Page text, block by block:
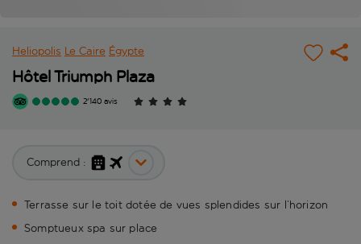
Heliopolis Le Caire Égypte
Hôtel Triumph Plaza
2'140 avis
Comprend :
Terrasse sur le toit dotée de vues splendides sur l’horizon
Somptueux spa sur place